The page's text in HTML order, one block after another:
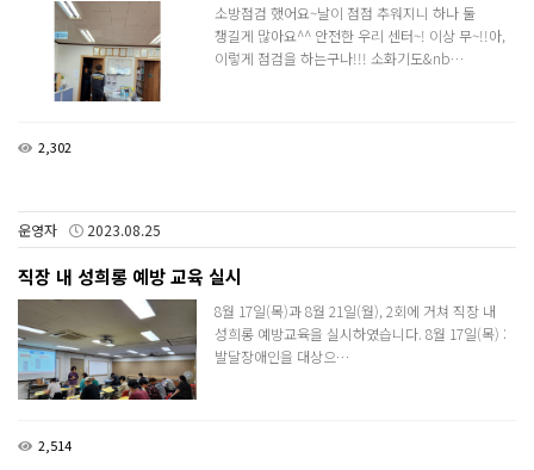
소방점검 했어요~날이 점점 추워지니 하나 둘
챙길게 많아요^^ 안전한 우리 센터~! 이상 무~!!아,
이렇게 점검을 하는구나!!! 소화기도&nb…
2,302
운영자 2023.08.25
직장 내 성희롱 예방 교육 실시
8월 17일(목)과 8월 21일(월), 2회에 거쳐 직장 내
성희롱 예방교육을 실시하였습니다. 8월 17일(목) :
발달장애인을 대상으…
2,514